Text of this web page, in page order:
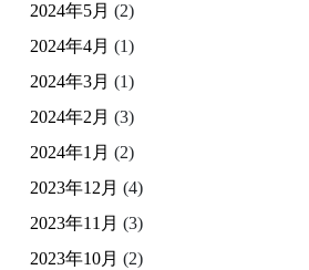
2024年5月 (2)
2024年4月 (1)
2024年3月 (1)
2024年2月 (3)
2024年1月 (2)
2023年12月 (4)
2023年11月 (3)
2023年10月 (2)